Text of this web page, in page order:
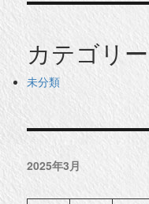
カテゴリー
未分類
2025年3月